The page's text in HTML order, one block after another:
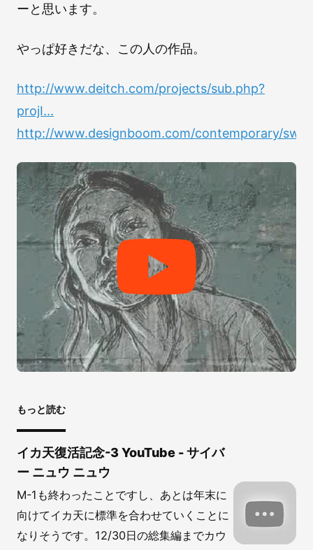
ーと思います。
やっぱ好きだな、この人の作品。
http://www.deitch.com/projects/sub.php?
projI...
http://www.designboom.com/contemporary/
もっと読む
イカ天復活記念-3 YouTube - サイバ
ー ニュウ ニュウ
M-1も終わったことですし、あとは年末に
向けてイカ天に標準を合わせていくことに
なりそうです。12/30日の総集編までカウ